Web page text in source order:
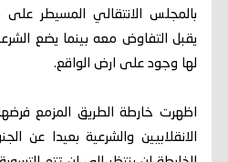
بالمجلس الانتقالي المسيطر
يقبل التفاوض معه بينما يضع
لها وجود على ارض الواقع.
اظهرت خارطة الطريق المزمع
الانقلابيين والشرعية بعيدا عن